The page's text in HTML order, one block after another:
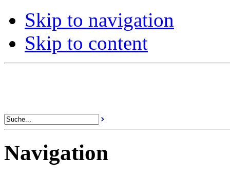
Skip to navigation
Skip to content
Navigation